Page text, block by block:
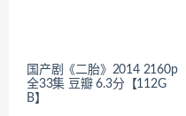
国产剧《二胎》2014 2160p
全33集 豆瓣 6.3分【112G
B】